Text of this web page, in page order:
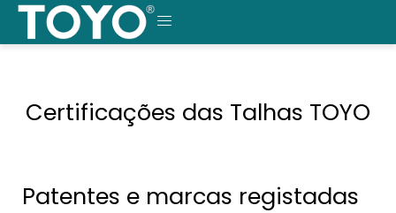
Saltar
o
MENU
Certificações das Talhas TOYO
Patentes e marcas registadas